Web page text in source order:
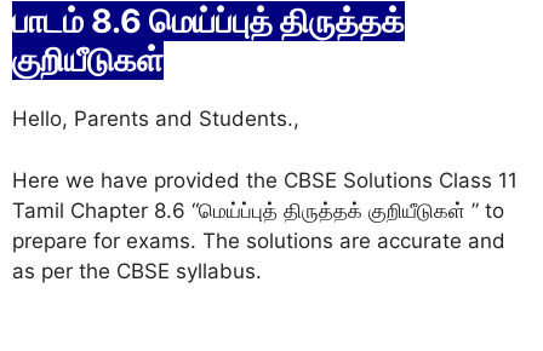
பாடம் 8.6 மெய்ப்புத் திருத்தக்
குறியீடுகள்
Hello, Parents and Students.,
Here we have provided the CBSE Solutions Class 11
Tamil Chapter 8.6 “மெய்ப்புத் திருத்தக் குறியீடுகள் ” to
prepare for exams. The solutions are accurate and
as per the CBSE syllabus.